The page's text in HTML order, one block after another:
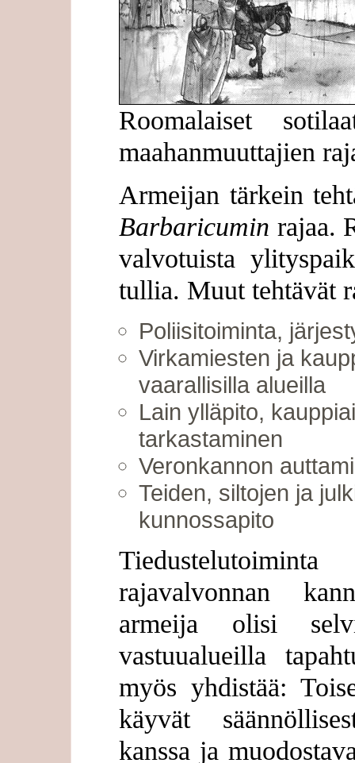
Roomalaiset
maahanmuuttajien
Armeijan tärkein
Barbaricumin rajaa.
valvotuista
tullia. Muut tehtävät
Poliisitoiminta,
Virkamiesten ja
vaarallisilla alueilla
Lain ylläpito,
tarkastaminen
Veronkannon
Teiden, siltojen ja
kunnossapito
rajavalvonnan
armeija olisi
vastuualueilla
myös yhdistää:
käyvät
kanssa ja